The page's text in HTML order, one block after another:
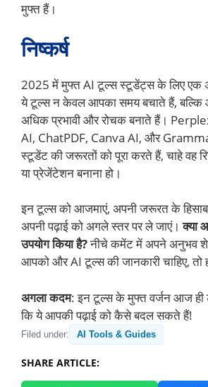
मुफ्त हैं।
निष्कर्ष
2025 में मुफ्त AI टूल्स स्टूडेंट्स के लिए एक
ये टूल्स न केवल आपका समय बचाते हैं, बल्कि
अधिक प्रभावी और रोचक बनाते हैं।
AI, ChatPDF, Canva AI, और
स्टूडेंट की जरूरतों को पूरा करते हैं, चाहे वह
या प्रेजेंटेशन बनाना हो।
इन टूल्स को आजमाएं, अपनी जरूरत के
अपनी पढ़ाई को अगले स्तर पर ले जाएं।क्या
उपयोग किया है?नीचे कमेंट में अपने अनुभव
आपको और AI टूल्स की जानकारी चाहिए, तो
अगला कदम: इन टूल्स के मुफ्त वर्जन आज
कि ये आपकी पढ़ाई को कैसे बदल सकते हैं!
Filed under: AI Tools & Guides
SHARE ARTICLE: